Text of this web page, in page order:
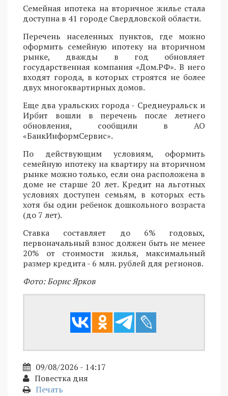
Семейная ипотека на вторичное жилье стала
доступна в 41 городе Свердловской области.
Перечень населенных пунктов, где можно
оформить семейную ипотеку на вторичном
рынке, дважды в год обновляет
государственная компания «Дом.РФ». В него
входят города, в которых строятся не более
двух многоквартирных домов.
Еще два уральских города - Среднеуральск и
Ирбит вошли в перечень после летнего
обновления, сообщили в АО
«БанкИнформСервис».
По действующим условиям, оформить
семейную ипотеку на квартиру на вторичном
рынке можно только, если она расположена в
доме не старше 20 лет. Кредит на льготных
условиях доступен семьям, в которых есть
хотя бы один ребенок дошкольного возраста
(до 7 лет).
Ставка составляет до 6% годовых,
первоначальный взнос должен быть не менее
20% от стоимости жилья, максимальный
размер кредита - 6 млн. рублей для регионов.
Фото: Борис Ярков
09/08/2026 - 14:17
Повестка дня
Печать